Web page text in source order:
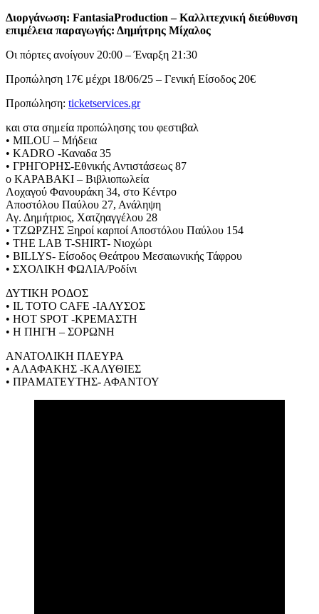
Διοργάνωση: FantasiaProduction – Καλλιτεχνική διεύθυνση
επιμέλεια παραγωγής: Δημήτρης Μίχαλος
Οι πόρτες ανοίγουν 20:00 – Έναρξη 21:30
Προπώληση 17€ μέχρι 18/06/25 – Γενική Είσοδος 20€
Προπώληση: ticketservices.gr
και στα σημεία προπώλησης του φεστιβαλ
• MILOU – Μήδεια
• KADRO -Καναδα 35
• ΓΡΗΓΟΡΗΣ-Εθνικής Αντιστάσεως 87
o ΚΑΡΑΒΑΚΙ – Βιβλιοπωλεία
Λοχαγού Φανουράκη 34, στο Κέντρο
Αποστόλου Παύλου 27, Ανάληψη
Αγ. Δημήτριος, Χατζηαγγέλου 28
• ΤΖΩΡΖΗΣ Ξηροί καρποί Αποστόλου Παύλου 154
• ΤHE LAB T-SHIRT- Νιοχώρι
• BΙLLYS- Είσοδος Θεάτρου Μεσαιωνικής Τάφρου
• ΣΧΟΛΙΚΗ ΦΩΛΙΑ/Ροδίνι
ΔΥΤΙΚΗ ΡΟΔΟΣ
• IL TOTO CAFE -ΙΑΛΥΣΟΣ
• HOT SPOT -ΚΡΕΜΑΣΤΗ
• Η ΠΗΓΗ – ΣΟΡΩΝΗ
ΑΝΑΤΟΛΙΚΗ ΠΛΕΥΡΑ
• ΑΛΑΦΑΚΗΣ -ΚΑΛΥΘΙΕΣ
• ΠΡΑΜΑΤΕΥΤΗΣ- ΑΦΑΝΤΟΥ